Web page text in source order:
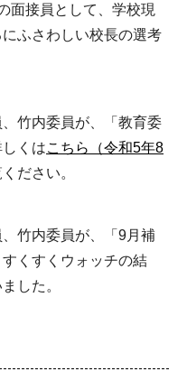
面接員として、学校現
ふさわしい校長の選考
竹内委員が、「教育委
くはこちら（令和5年8
ださい。
竹内委員が、「9月補
くすくウォッチの結
した。